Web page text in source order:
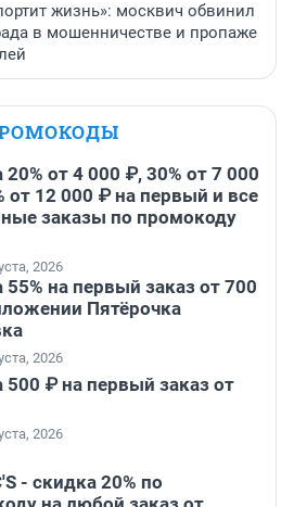
жизнь»: москвич обвинил
в мошенничестве и пропаже
от 4 000 ₽, 30% от 7 000
от 12 000 ₽ на первый и все
заказы по промокоду
2026
на первый заказ от 700
Пятёрочка
2026
500 ₽ на первый заказ от
2026
- скидка 20% по